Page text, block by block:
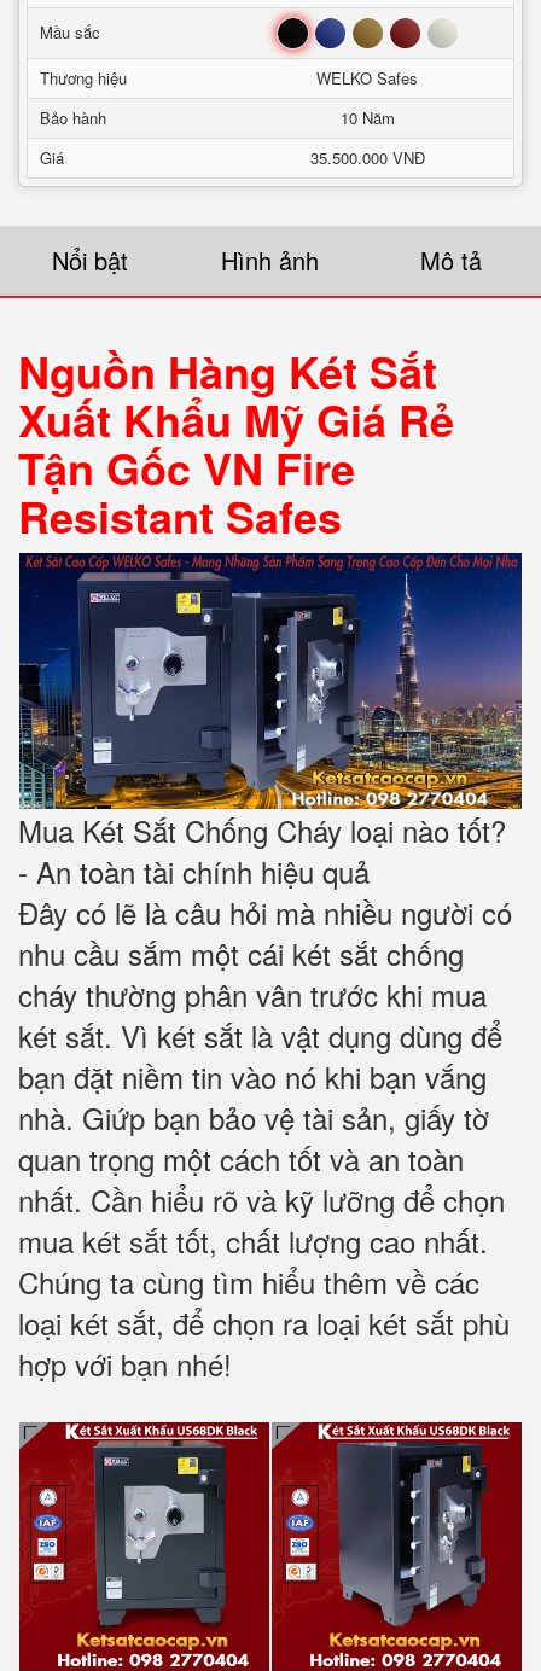
Mầu sắc Đen Xanh Nâu Đỏ Trắng
Thương hiệu
WELKO Safes
Bảo hành
10 Năm
Giá
35.500.000 VNĐ
Nổi bật Hình ảnh Mô tả
Nguồn Hàng Két Sắt
Xuất Khẩu Mỹ Giá Rẻ
Tận Gốc VN Fire
Resistant Safes
Mua Két Sắt Chống Cháy loại nào tốt?
- An toàn tài chính hiệu quả
Đây có lẽ là câu hỏi mà nhiều người có
nhu cầu sắm một cái két sắt chống
cháy thường phân vân trước khi mua
két sắt. Vì két sắt là vật dụng dùng để
bạn đặt niềm tin vào nó khi bạn vắng
nhà. Giứp bạn bảo vệ tài sản, giấy tờ
quan trọng một cách tốt và an toàn
nhất. Cần hiểu rõ và kỹ lưỡng để chọn
mua két sắt tốt, chất lượng cao nhất.
Chúng ta cùng tìm hiểu thêm về các
loại két sắt, để chọn ra loại két sắt phù
hợp với bạn nhé!